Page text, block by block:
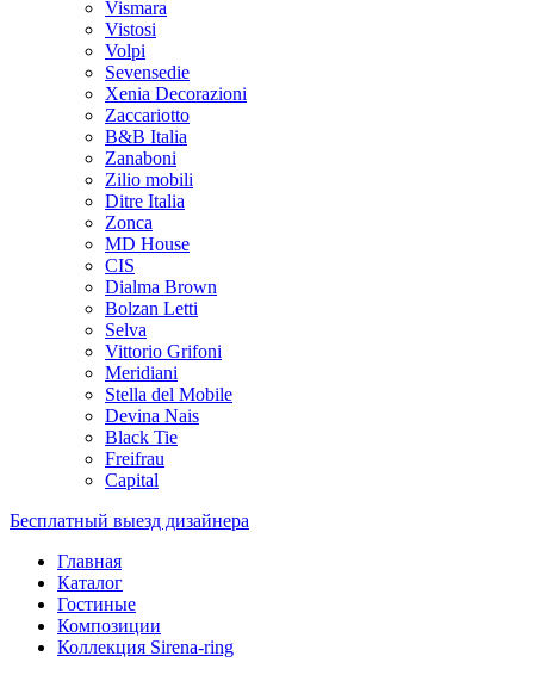
Vismara
Vistosi
Volpi
Sevensedie
Xenia Decorazioni
Zaccariotto
B&B Italia
Zanaboni
Zilio mobili
Ditre Italia
Zonca
MD House
CIS
Dialma Brown
Bolzan Letti
Selva
Vittorio Grifoni
Meridiani
Stella del Mobile
Devina Nais
Black Tie
Freifrau
Capital
Бесплатный выезд дизайнера
Главная
Каталог
Гостиные
Композиции
Коллекция Sirena-ring